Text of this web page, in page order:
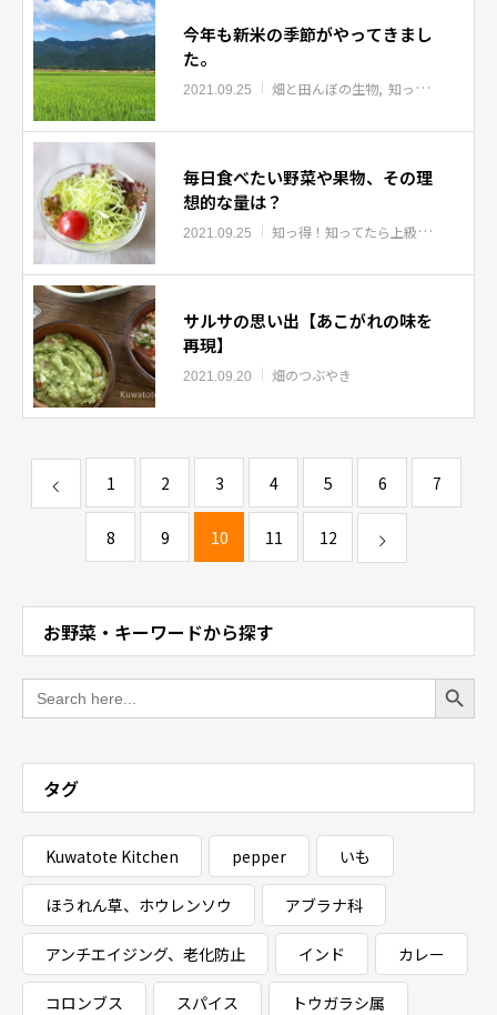
今年も新米の季節がやってきまし
た。
2021.09.25 畑と田んぼの生物 知っ得！食べ得！お米
毎日食べたい野菜や果物、その理
想的な量は？
2021.09.25 知っ得！知ってたら上級者
サルサの思い出【あこがれの味を
再現】
2021.09.20 畑のつぶやき
1 2 3 4 5 6 7
8 9 10 11 12
お野菜・キーワードから探す
Search
for:
Search Button
タグ
Kuwatote Kitchen pepper いも
ほうれん草、ホウレンソウ アブラナ科
アンチエイジング、老化防止 インド カレー
コロンブス スパイス トウガラシ属